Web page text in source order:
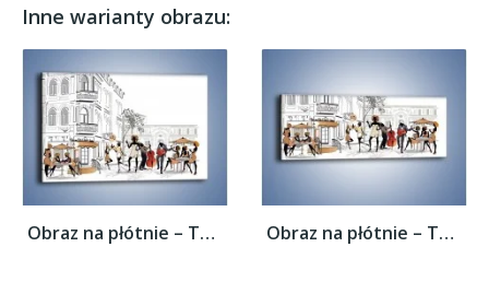
Inne warianty obrazu:
Obraz na płótnie – Tętniące życiem... Obraz na płótnie – Tętniące życiem...